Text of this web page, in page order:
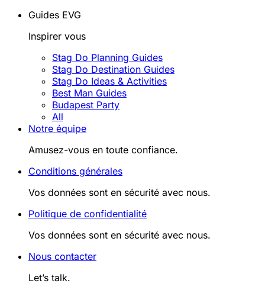
Guides EVG
Inspirer vous
Stag Do Planning Guides
Stag Do Destination Guides
Stag Do Ideas & Activities
Best Man Guides
Budapest Party
All
Notre équipe
Amusez-vous en toute confiance.
Conditions générales
Vos données sont en sécurité avec nous.
Politique de confidentialité
Vos données sont en sécurité avec nous.
Nous contacter
Let’s talk.